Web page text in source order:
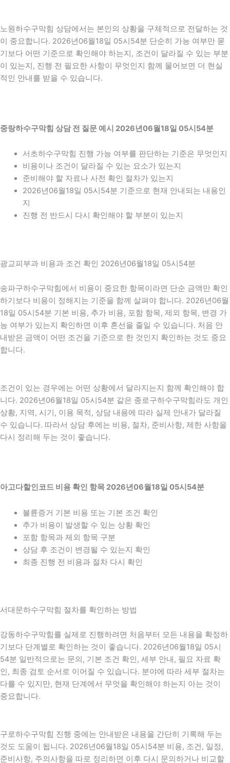
노원하수구막힘 상담에서는 본인의 상황을 구체적으로 전달하는 것
이 중요합니다. 2026년06월18일 05시54분 단순히 가능 여부만 묻
기보다 어떤 기준으로 확인해야 하는지, 조건이 달라질 수 있는 부분
이 있는지, 진행 전 필요한 사항이 무엇인지 함께 물어보면 더 현실
적인 안내를 받을 수 있습니다.
중랑하수구막힘 상담 전 질문 예시 2026년06월18일 05시54분
서초하수구막힘 진행 가능 여부를 판단하는 기준은 무엇인지
비용이나 조건이 달라질 수 있는 요소가 있는지
준비해야 할 자료나 사전 확인 절차가 있는지
2026년06월18일 05시54분 기준으로 현재 안내되는 내용인
지
진행 전 반드시 다시 확인해야 할 부분이 있는지
광교피부과 비용과 조건 확인 2026년06월18일 05시54분
송파구하수구막힘에서 비용이 중요한 항목이라면 단순 금액만 확인
하기보다 비용이 정해지는 기준을 함께 살펴야 합니다. 2026년06월
18일 05시54분 기본 비용, 추가 비용, 포함 항목, 제외 항목, 변경 가
능 여부가 있는지 확인하면 이후 혼선을 줄일 수 있습니다. 처음 안
내받은 금액이 어떤 조건을 기준으로 한 것인지 확인하는 것도 중요
합니다.
조건이 있는 경우에는 어떤 상황에서 달라지는지 함께 확인해야 합
니다. 2026년06월18일 05시54분 같은 종로구하수구막힘라도 개인
상황, 지역, 시기, 이용 목적, 상담 내용에 따라 실제 안내가 달라질
수 있습니다. 따라서 상담 후에는 비용, 절차, 준비사항, 제한 사항을
다시 정리해 두는 것이 좋습니다.
아고다할인코드 비용 확인 항목 2026년06월18일 05시54분
불륜증거 기본 비용 또는 기본 조건 확인
추가 비용이 발생할 수 있는 상황 확인
포함 항목과 제외 항목 구분
상담 후 조건이 변경될 수 있는지 확인
최종 진행 전 비용과 절차 다시 확인
서대문하수구막힘 절차를 확인하는 방법
강동하수구막힘를 실제로 진행하려면 처음부터 모든 내용을 확정하
기보다 단계별로 확인하는 것이 좋습니다. 2026년06월18일 05시
54분 일반적으로는 문의, 기본 조건 확인, 세부 안내, 필요 자료 확
인, 최종 검토 순서로 이어질 수 있습니다. 분야에 따라 세부 절차는
다를 수 있지만, 현재 단계에서 무엇을 확인해야 하는지 아는 것이
중요합니다.
구로하수구막힘 진행 중에는 안내받은 내용을 간단히 기록해 두는
것도 도움이 됩니다. 2026년06월18일 05시54분 비용, 조건, 일정,
준비사항, 주의사항을 따로 정리하면 이후 다시 문의하거나 비교할